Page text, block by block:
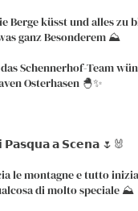
Berge küsst und alles zu
ganz Besonderem ⛰️
Schennerhof-Team
Osterhasen 🐣✨
𝗣𝗮𝘀𝗾𝘂𝗮 𝗮 𝗦𝗰𝗲𝗻𝗮 🌷🐰
le montagne e tutto
di molto speciale ⛰️